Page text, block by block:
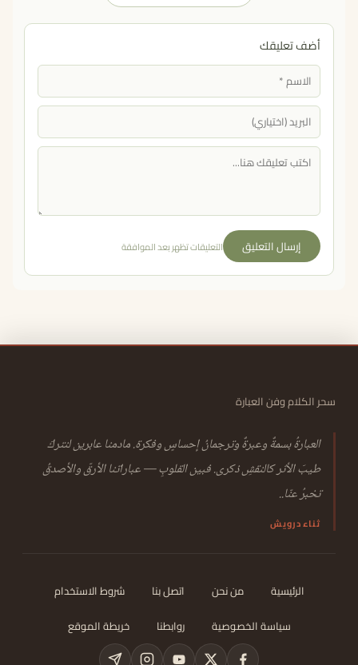
أضف تعليقك
إرسال التعليق التعليقات تظهر بعد الموافقة
سحر الكلام وفن العبارة
العبارةُ بسمةٌ وعبرةٌ وترجمانُ إحساسٍ وفكرة. مادمنا عابرين لنتركَ
طيبَ الأثر كالنقشِ ذكرى. فبين القلوبِ — عباراتنا الأرقّ والأصدقُ
تخبرُ عنّا..
ثناء درويش
الرئيسية من نحن اتصل بنا
شروط الاستخدام
سياسة الخصوصية
روابطنا خريطة الموقع